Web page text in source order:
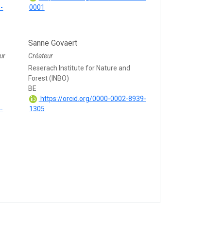
0001
Sanne Govaert
Créateur
Reserach Institute for Nature and
Forest (INBO)
BE
https://orcid.org/0000-0002-8939-
1305